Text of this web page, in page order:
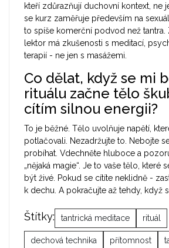
kteří zdůrazňují duchovní kontext, ne
se kurz zaměřuje především na
to spíše komerční podvod než tantra.
lektor má zkušenosti s meditací,
terapií - ne jen s masážemi.
Co dělat, když se mi
rituálu začne tělo
cítím silnou energii?
To je běžné. Tělo uvolňuje napětí,
potlačovali. Nezadržujte to. Nebojte
probíhat. Vdechněte hluboce a
„nějaká magie“. Je to vaše tělo, které
být živé. Pokud se cítíte neklidně -
k dechu. A pokračujte až tehdy, když
Štítky: tantrická meditace rituál
dechová technika přítomnost